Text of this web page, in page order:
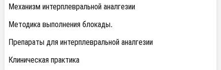
Механизм интерплевральной аналгезии
Методика выполнения блокады.
Препараты для интерплевральной аналгезии
Клиническая практика